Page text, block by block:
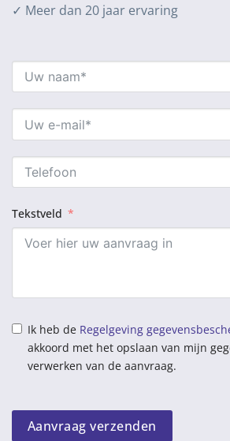
✓ Meer dan 20 jaar ervaring
Tekstveld
Ik heb de Regelgeving
akkoord met het opslaan van mijn
verwerken van de aanvraag.
Aanvraag verzenden